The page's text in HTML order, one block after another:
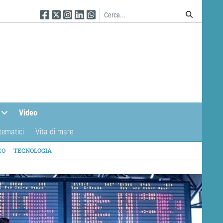
Seguici su Facebook
Seguici su Twitter
Seguici su Instagram
Seguici su Linkedin
Seguici su WhatsApp
Video
Vita di mare
TECNOLOGIA